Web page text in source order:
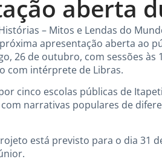
aberta
– Mitos e Lendas do
apresentação aberta ao
26 de outubro, com sessões às
com intérprete de Libras.
cinco escolas públicas de
narrativas populares de
está previsto para o dia 31